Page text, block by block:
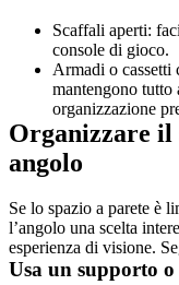
Scaffali aperti:
console di gioco.
Armadi o
mantengono
organizzazione
Organizzare il
angolo
Se lo spazio a parete è
l’angolo una scelta
esperienza di visione.
Usa un supporto